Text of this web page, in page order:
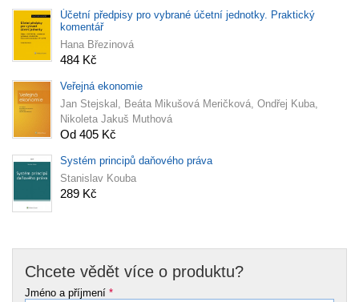
Účetní předpisy pro vybrané účetní jednotky. Praktický
komentář
Hana Březinová
484 Kč
Veřejná ekonomie
Jan Stejskal, Beáta Mikušová Meričková, Ondřej Kuba,
Nikoleta Jakuš Muthová
Od 405 Kč
Systém principů daňového práva
Stanislav Kouba
289 Kč
Chcete vědět více o produktu?
Jméno a příjmení *